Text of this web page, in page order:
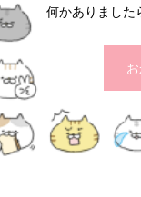
何かありました